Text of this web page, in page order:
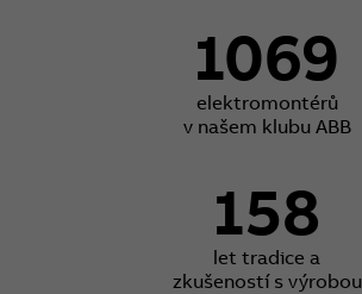
1069
elektromontérů
v našem klubu ABB
158
let tradice a
zkušeností s výrobou